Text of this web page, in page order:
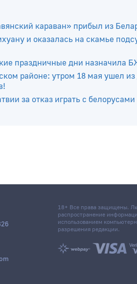
караван» прибыл из
и оказалась на скамье
праздничные дни назначила
18+ Все права защищены.
распространение